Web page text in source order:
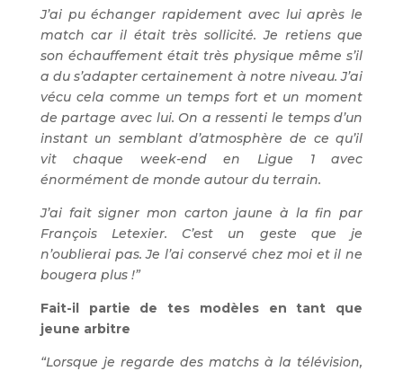
J’ai pu échanger rapidement avec lui après le
match car il était très sollicité. Je retiens que
son échauffement était très physique même s’il
a du s’adapter certainement à notre niveau. J’ai
vécu cela comme un temps fort et un moment
de partage avec lui. On a ressenti le temps d’un
instant un semblant d’atmosphère de ce qu’il
vit chaque week-end en Ligue 1 avec
énormément de monde autour du terrain.
J’ai fait signer mon carton jaune à la fin par
François Letexier. C’est un geste que je
n’oublierai pas. Je l’ai conservé chez moi et il ne
bougera plus !”
Fait-il partie de tes modèles en tant que
jeune arbitre
“Lorsque je regarde des matchs à la télévision,